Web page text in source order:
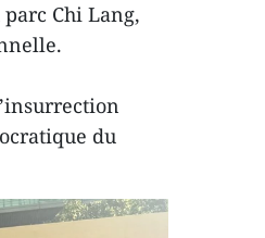
Chi Lang,
du